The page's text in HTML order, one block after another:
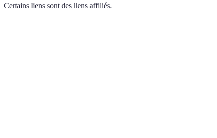
Certains liens sont des liens affiliés.